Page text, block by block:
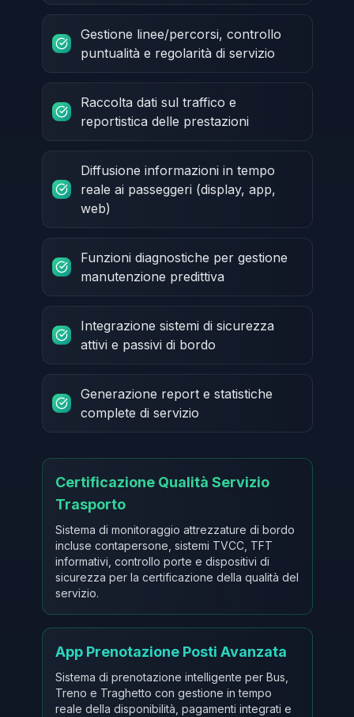
Gestione linee/percorsi, controllo
puntualità e regolarità di servizio
Raccolta dati sul traffico e
reportistica delle prestazioni
Diffusione informazioni in tempo
reale ai passeggeri (display, app,
web)
Funzioni diagnostiche per gestione
manutenzione predittiva
Integrazione sistemi di sicurezza
attivi e passivi di bordo
Generazione report e statistiche
complete di servizio
Certificazione Qualità Servizio
Trasporto
Sistema di monitoraggio attrezzature di bordo
incluse contapersone, sistemi TVCC, TFT
informativi, controllo porte e dispositivi di
sicurezza per la certificazione della qualità del
servizio.
App Prenotazione Posti Avanzata
Sistema di prenotazione intelligente per Bus,
Treno e Traghetto con gestione in tempo
reale della disponibilità, pagamenti integrati e